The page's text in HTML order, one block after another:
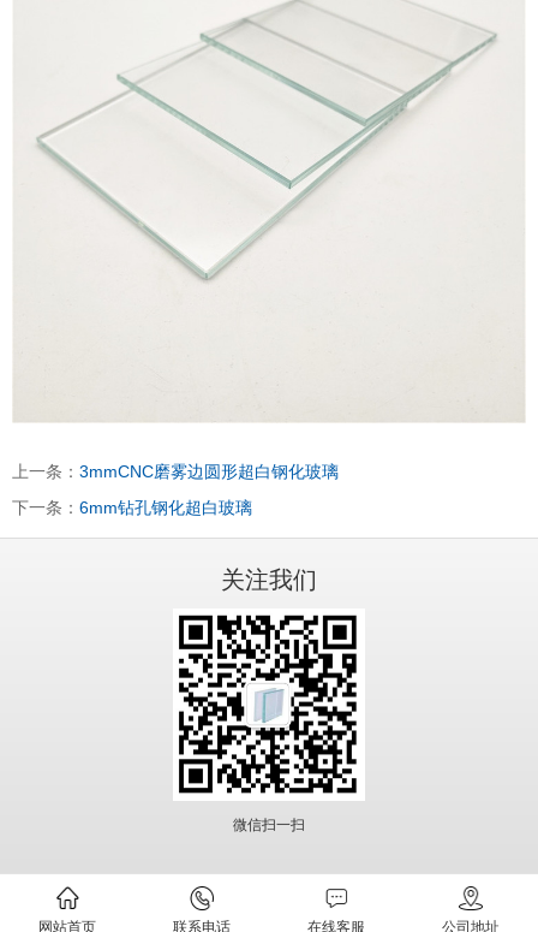
上一条： 3mmCNC磨雾边圆形超白钢化玻璃
下一条： 6mm钻孔钢化超白玻璃
网站首页 联系电话 在线客服 公司地址
关注我们
微信扫一扫